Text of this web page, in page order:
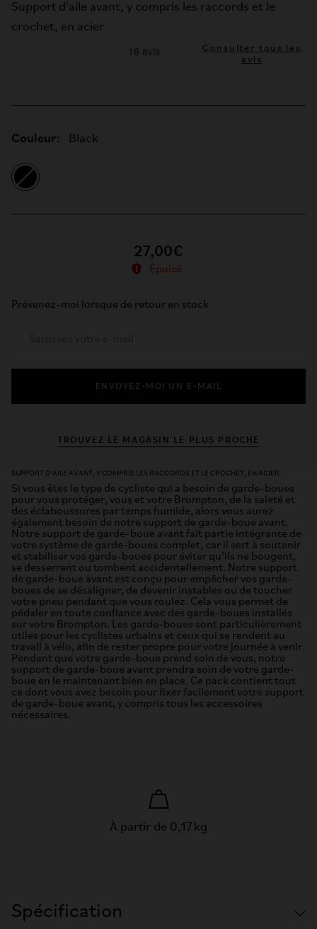
Support d'aile avant, y compris les raccords et le
crochet, en acier
Consulter tous les
avis
Couleur: Black
27,00€
Épuisé
Prévenez-moi lorsque de retour en stock
ENVOYEZ-MOI UN E-MAIL
TROUVEZ LE MAGASIN LE PLUS PROCHE
SUPPORT D'AILE AVANT, Y COMPRIS LES RACCORDS ET LE CROCHET, EN ACIER
Si vous êtes le type de cycliste qui a besoin de garde-boues
pour vous protéger, vous et votre Brompton, de la saleté et
des éclaboussures par temps humide, alors vous aurez
également besoin de notre support de garde-boue avant.
Notre support de garde-boue avant fait partie intégrante de
votre système de garde-boues complet, car il sert à soutenir
et stabiliser vos garde-boues pour éviter qu’ils ne bougent,
se desserrent ou tombent accidentellement. Notre support
de garde-boue avant est conçu pour empêcher vos garde-
boues de se désaligner, de devenir instables ou de toucher
votre pneu pendant que vous roulez. Cela vous permet de
pédaler en toute confiance avec des garde-boues installés
sur votre Brompton. Les garde-boues sont particulièrement
utiles pour les cyclistes urbains et ceux qui se rendent au
travail à vélo, afin de rester propre pour votre journée à venir.
Pendant que votre garde-boue prend soin de vous, notre
support de garde-boue avant prendra soin de votre garde-
boue en le maintenant bien en place. Ce pack contient tout
ce dont vous avez besoin pour fixer facilement votre support
de garde-boue avant, y compris tous les accessoires
nécessaires.
À partir de 0,17 kg
Spécification